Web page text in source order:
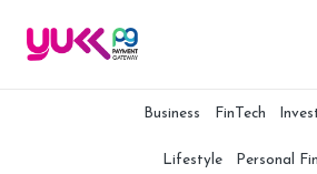
SkipY
YUKK
Payment
Business FinTech
Lifestyle Personal